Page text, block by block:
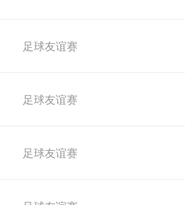
足球友谊赛
足球友谊赛
足球友谊赛